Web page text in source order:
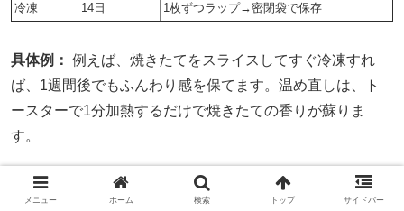
冷凍
14日 1枚ずつラップ→密閉袋で保存
具体例： 例えば、焼きたてをスライスしてすぐ冷凍すれ
ば、1週間後でもふんわり感を保てます。温め直しは、ト
ースターで1分加熱するだけで焼きたての香りが蘇りま
す。
冷凍保存が最も風味を保ちやすい
メニュー ホーム 検索 トップ サイドバー